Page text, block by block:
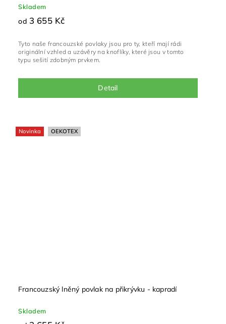
Skladem
od 3 655 Kč
Detail
Tyto naše francouzské povlaky jsou pro ty, kteří mají rádi
originální vzhled a uzávěry na knoflíky, které jsou v tomto
typu sešití zdobným prvkem.
Novinka OEKOTEX
Francouzský lněný povlak na přikrývku - kapradí
Skladem